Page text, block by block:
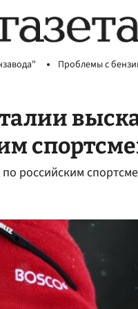
Проблемы с
российским